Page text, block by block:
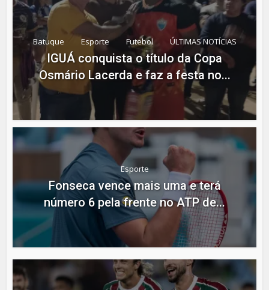
Batuque Esporte Futebol ÚLTIMAS NOTÍCIAS
IGUÁ conquista o título da Copa
Osmário Lacerda e faz a festa no...
Esporte
Fonseca vence mais uma e terá
número 6 pela frente no ATP de...